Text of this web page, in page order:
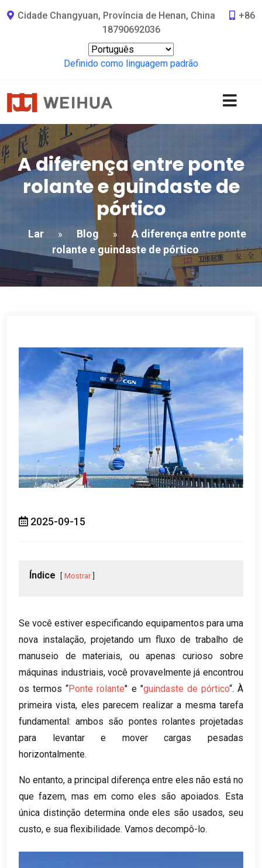
Cidade Changyuan, Província de Henan, China
+86
18790692036
Definido como linguagem padrão
A diferença entre ponte
rolante e guindaste de
pórtico
Lar » Blog »
A diferença entre ponte
rolante e guindaste de pórtico
2025-09-15
Índice Mostrar
Se você estiver especificando equipamentos para uma
nova instalação, projetando um fluxo de trabalho de
manuseio de materiais, ou apenas curioso sobre
máquinas industriais, você provavelmente já encontrou
os termos “Ponte rolante" e "guindaste de pórtico“. À
primeira vista, eles parecem realizar a mesma tarefa
fundamental: ambos são pontes rolantes projetadas
para levantar e mover cargas pesadas
horizontalmente.
No entanto, a principal diferença entre eles não está no
que fazem, mas em como eles são apoiados. Esta
única distinção determina onde eles são usados, seu
custo, e sua flexibilidade. Vamos decompô-lo.